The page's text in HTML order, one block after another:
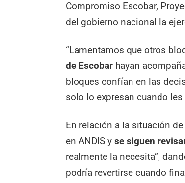
Compromiso Escobar,
del gobierno nacional la
“Lamentamos que otros
de Escobar hayan
bloques confían en las
solo lo expresan cuando
En relación a la situación
en ANDIS yse siguen
realmente la necesita”,
podría revertirse cuando